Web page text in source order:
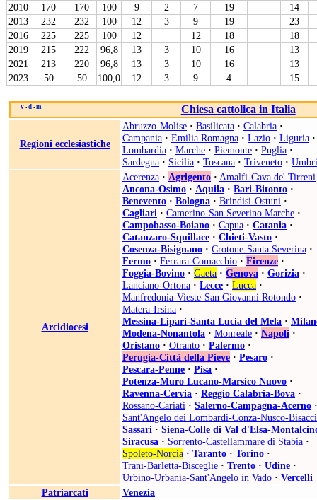
2010
170 170 100 9 2 7 19
14
2013
232 232 100 12 3 9 19
23
2016
225 225 100 12 12 18
18
2019
215 222 96,8 13 3 10 16
13
2021
213 220 96,8 13 3 10 16
13
2023
50 50 100,0 12 3 9 4 15
v • d • m Chiesa cattolica in Italia
Regioni ecclesiastiche
Abruzzo-Molise · Basilicata · Calabria ·
Campania · Emilia Romagna · Lazio · Liguria ·
Lombardia · Marche · Piemonte · Puglia ·
Sardegna · Sicilia · Toscana · Triveneto ·
Arcidiocesi
Acerenza · Agrigento · Amalfi-Cava de' Tirreni
Ancona-Osimo · Aquila · Bari-Bitonto ·
Benevento · Bologna · Brindisi-Ostuni ·
Cagliari · Camerino-San Severino Marche ·
Campobasso-Boiano · Capua · Catania ·
Catanzaro-Squillace · Chieti-Vasto ·
Cosenza-Bisignano · Crotone-Santa Severina ·
Fermo · Ferrara-Comacchio · Firenze ·
Foggia-Bovino · Gaeta · Genova · Gorizia ·
Lanciano-Ortona · Lecce · Lucca ·
Manfredonia-Vieste-San Giovanni Rotondo ·
Matera-Irsina ·
Messina-Lipari-Santa Lucia del Mela ·
Modena-Nonantola · Monreale · Napoli ·
Oristano · Otranto · Palermo ·
Perugia-Città della Pieve · Pesaro ·
Pescara-Penne · Pisa ·
Potenza-Muro Lucano-Marsico Nuovo ·
Ravenna-Cervia · Reggio Calabria-Bova ·
Rossano-Cariati · Salerno-Campagna-Acerno ·
Sant'Angelo dei Lombardi-Conza-Nusco-
Sassari · Siena-Colle di Val d'Elsa-
Siracusa · Sorrento-Castellammare di Stabia ·
Spoleto-Norcia · Taranto · Torino ·
Trani-Barletta-Bisceglie · Trento · Udine ·
Urbino-Urbania-Sant'Angelo in Vado · Vercelli
Patriarcati
Venezia